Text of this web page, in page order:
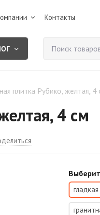
Контакты
плитка Рубико, желтая, 4
4 см
гладкая